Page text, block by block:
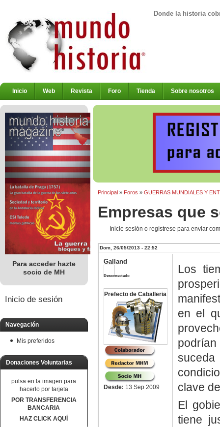
Donde la historia
Inicio Web Revista Foro Tienda Sobre nosotros
Para acceder hazte
socio de MH
Inicio de sesión
Navegación
Mis preferidos
Donaciones Voluntarias
pulsa en la imagen para
hacerlo por tarjeta
POR TRANSFERENCIA
BANCARIA
HAZ CLICK AQUÍ
Principal» Foros » GUERRAS MUNDIALES Y
Empresas que
Inicie sesión o regístrese para enviar
Dom, 26/05/2013 - 22:52
Galland
Desconectado
Prefecto de Caballeria
Desde: 13 Sep 2009
Los
en el
clave
El
tiene